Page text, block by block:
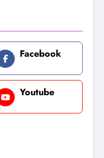
Facebook
Youtube